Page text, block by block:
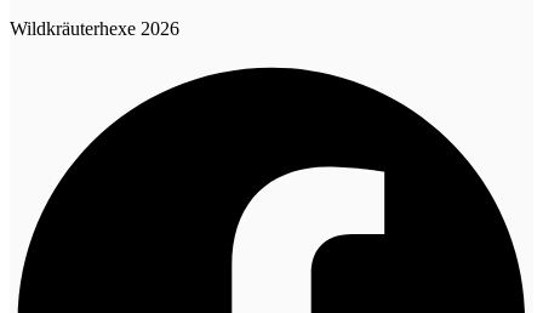
Wildkräuterhexe 2026